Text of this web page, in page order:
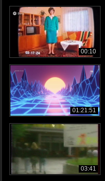
00:10
01:21:51
03:41